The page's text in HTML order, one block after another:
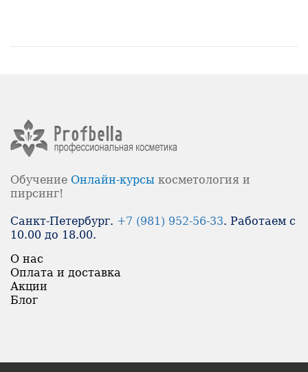
Обучение Онлайн-курсы косметология и
пирсинг!
Санкт-Петербург. +7 (981) 952-56-33. Работаем с
10.00 до 18.00.
О нас
Оплата и доставка
Акции
Блог